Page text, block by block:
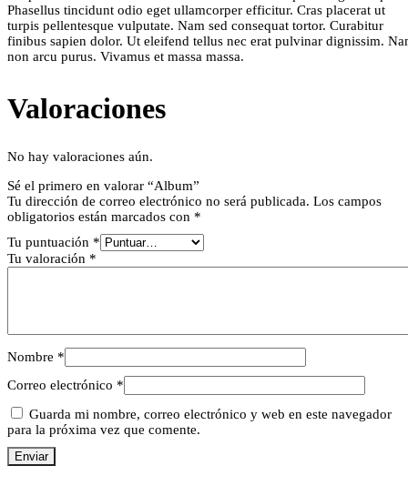
Phasellus tincidunt odio eget ullamcorper efficitur. Cras placerat ut
turpis pellentesque vulputate. Nam sed consequat tortor. Curabitur
finibus sapien dolor. Ut eleifend tellus nec erat pulvinar dignissim.
non arcu purus. Vivamus et massa massa.
Valoraciones
No hay valoraciones aún.
Sé el primero en valorar “Album”
Tu dirección de correo electrónico no será publicada. Los campos
obligatorios están marcados con *
Tu puntuación *
Tu valoración *
Nombre *
Correo electrónico *
Guarda mi nombre, correo electrónico y web en este navegador
para la próxima vez que comente.